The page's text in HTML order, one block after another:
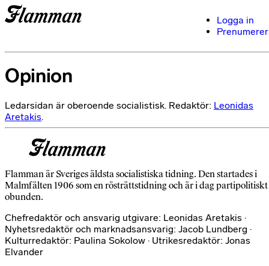
Logga in
Opinion
Ledarsidan är oberoende socialistisk. Redaktör: Leonidas
Aretakis.
Flamman är Sveriges äldsta socialistiska tidning. Den startades i
Malmfälten 1906 som en rösträttstidning och är i dag partipolitiskt
obunden.
Chefredaktör och ansvarig utgivare: Leonidas Aretakis ·
Nyhetsredaktör och marknadsansvarig: Jacob Lundberg ·
Kulturredaktör: Paulina Sokolow · Utrikesredaktör: Jonas
Elvander